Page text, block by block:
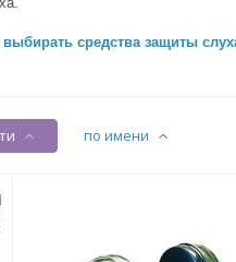
выбирать средства защиты
по имени